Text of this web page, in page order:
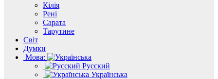
Кілія
Рені
Сарата
Тарутине
Світ
Думки
Мова:
Русский
Українська